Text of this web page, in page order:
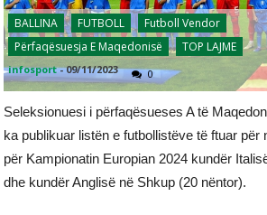
BALLINA FUTBOLL
Futboll Vendor
Përfaqësuesja E Maqedonisë
TOP LAJME
infosport -09/11/2023 0
Seleksionuesi i përfaqësueses A të
ka publikuar listën e futbollistëve të ftuar për
për Kampionatin Europian 2024 kundër
dhe kundër Anglisë në Shkup (20 nëntor).